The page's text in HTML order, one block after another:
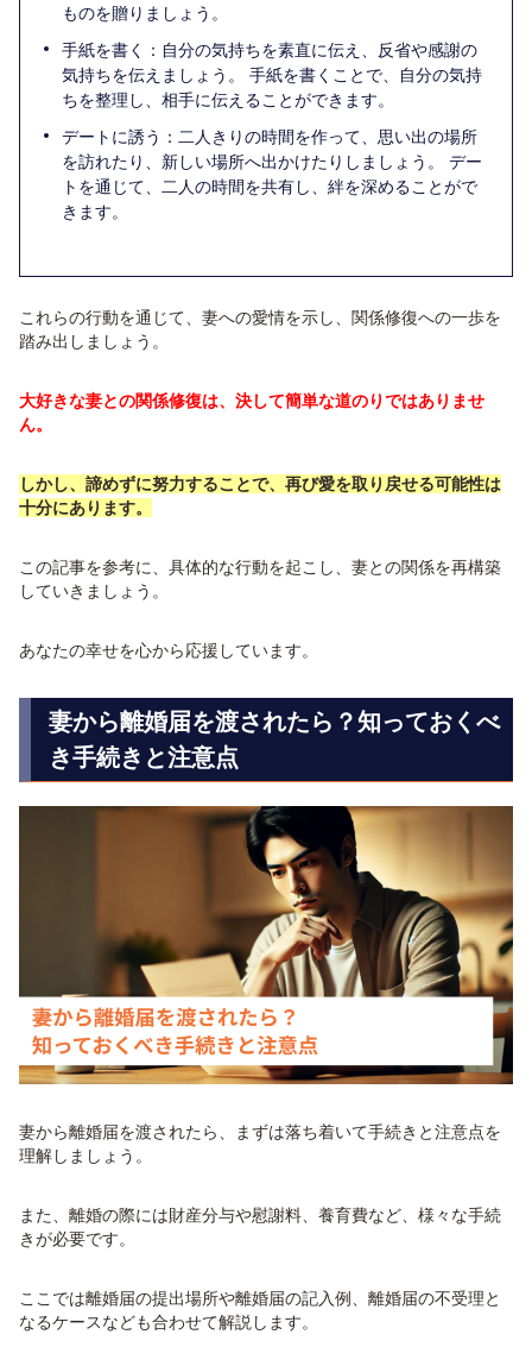
ものを贈りましょう。
手紙を書く：自分の気持ちを素直に伝え、反省や感謝の
気持ちを伝えましょう。 手紙を書くことで、自分の気持
ちを整理し、相手に伝えることができます。
デートに誘う：二人きりの時間を作って、思い出の場所
を訪れたり、新しい場所へ出かけたりしましょう。 デー
トを通じて、二人の時間を共有し、絆を深めることがで
きます。
これらの行動を通じて、妻への愛情を示し、関係修復への一歩を
踏み出しましょう。
大好きな妻との関係修復は、決して簡単な道のりではありませ
ん。
しかし、諦めずに努力することで、再び愛を取り戻せる可能性は
十分にあります。
この記事を参考に、具体的な行動を起こし、妻との関係を再構築
していきましょう。
あなたの幸せを心から応援しています。
妻から離婚届を渡されたら？知っておくべ
き手続きと注意点
妻から離婚届を渡されたら、まずは落ち着いて手続きと注意点を
理解しましょう。
また、離婚の際には財産分与や慰謝料、養育費など、様々な手続
きが必要です。
ここでは離婚届の提出場所や離婚届の記入例、離婚届の不受理と
なるケースなども合わせて解説します。
電話で無料相談